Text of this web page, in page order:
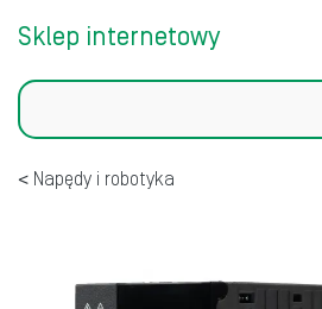
Sklep internetowy
Szukaj
Napędy i robotyka